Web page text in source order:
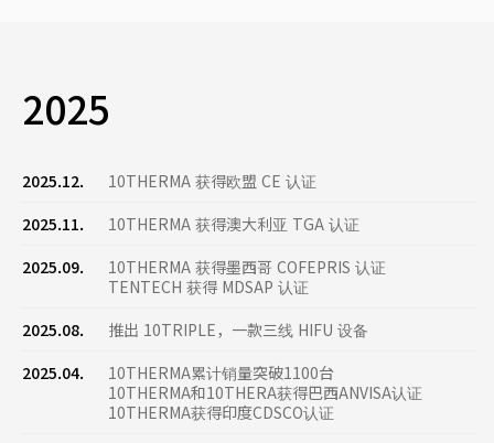
2025
2025.12.
10THERMA 获得欧盟 CE 认证
2025.11.
10THERMA 获得澳大利亚 TGA 认证
2025.09.
10THERMA 获得墨西哥 COFEPRIS 认证
TENTECH 获得 MDSAP 认证
2025.08.
推出 10TRIPLE，一款三线 HIFU 设备
2025.04.
10THERMA累计销量突破1100台
10THERMA和10THERA获得巴西ANVISA认证
10THERMA获得印度CDSCO认证